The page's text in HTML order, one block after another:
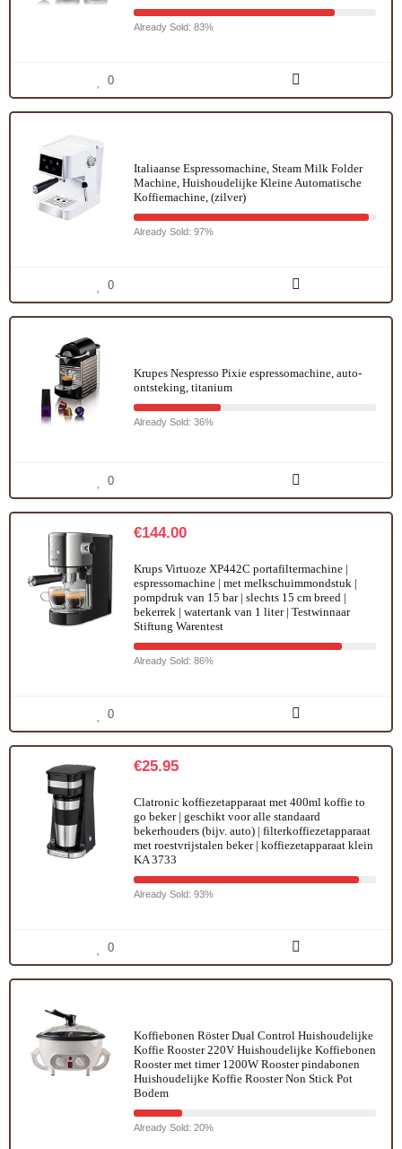
Already Sold: 83%
0
Italiaanse Espressomachine, Steam Milk Folder
Machine, Huishoudelijke Kleine Automatische
Koffiemachine, (zilver)
Already Sold: 97%
0
Krupes Nespresso Pixie espressomachine, auto-
ontsteking, titanium
Already Sold: 36%
0
€144.00
Krups Virtuoze XP442C portafiltermachine |
espressomachine | met melkschuimmondstuk |
pompdruk van 15 bar | slechts 15 cm breed |
bekerrek | watertank van 1 liter | Testwinnaar
Stiftung Warentest
Already Sold: 86%
0
€25.95
Clatronic koffiezetapparaat met 400ml koffie to
go beker | geschikt voor alle standaard
bekerhouders (bijv. auto) | filterkoffiezetapparaat
met roestvrijstalen beker | koffiezetapparaat klein
KA 3733
Already Sold: 93%
0
Koffiebonen Röster Dual Control Huishoudelijke
Koffie Rooster 220V Huishoudelijke Koffiebonen
Rooster met timer 1200W Rooster pindabonen
Huishoudelijke Koffie Rooster Non Stick Pot
Bodem
Already Sold: 20%